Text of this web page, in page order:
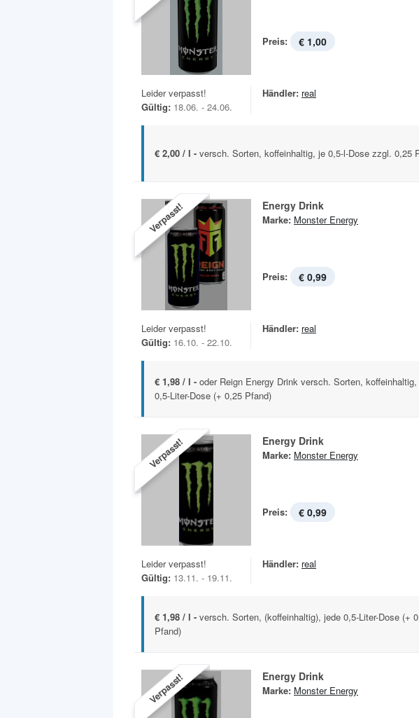
Preis: € 1,00
Leider verpasst!
Gültig: 18.06. - 24.06.
Händler: real
€ 2,00 / l - versch. Sorten, koffeinhaltig, je 0,5-l-Dose zzgl. 0,25
Verpasst! Energy Drink
Marke: Monster Energy
Preis: € 0,99
Leider verpasst!
Gültig: 16.10. - 22.10.
Händler: real
€ 1,98 / l - oder Reign Energy Drink versch. Sorten,
0,5-Liter-Dose (+ 0,25 Pfand)
Verpasst! Energy Drink
Marke: Monster Energy
Preis: € 0,99
Leider verpasst!
Gültig: 13.11. - 19.11.
Händler: real
€ 1,98 / l - versch. Sorten, (koffeinhaltig), jede 0,5-Liter-Dose (+
Pfand)
Verpasst! Energy Drink
Marke: Monster Energy